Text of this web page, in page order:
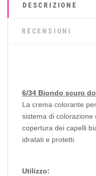
DESCRIZIONE
RECENSIONI
6/34 Biondo scuro
La crema colorante
sistema di colorazione
copertura dei capelli
idratati e protetti.
Utilizzo: